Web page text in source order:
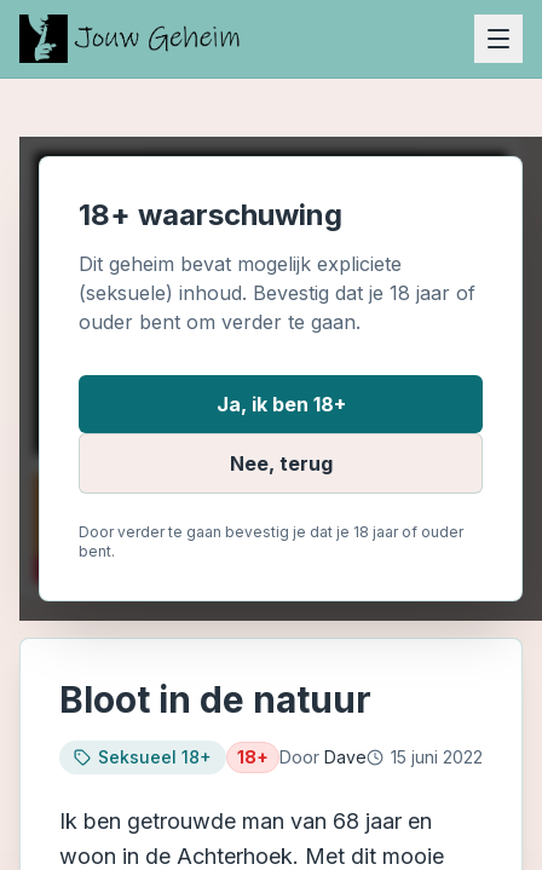
18+ waarschuwing
Dit geheim bevat mogelijk expliciete
(seksuele) inhoud. Bevestig dat je 18 jaar of
ouder bent om verder te gaan.
Ja, ik ben 18+
Nee, terug
Door verder te gaan bevestig je dat je 18 jaar of ouder
bent.
Bloot in de natuur
Seksueel 18+ 18+ Door Dave 15 juni 2022
Ik ben getrouwde man van 68 jaar en
woon in de Achterhoek. Met dit mooie